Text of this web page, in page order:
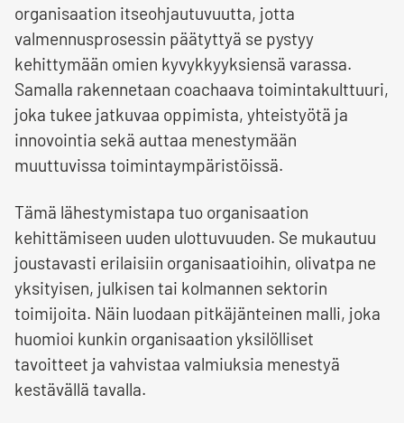
organisaation itseohjautuvuutta, jotta
valmennusprosessin päätyttyä se pystyy
kehittymään omien kyvykkyyksiensä varassa.
Samalla rakennetaan coachaava toimintakulttuuri,
joka tukee jatkuvaa oppimista, yhteistyötä ja
innovointia sekä auttaa menestymään
muuttuvissa toimintaympäristöissä.
Tämä lähestymistapa tuo organisaation
kehittämiseen uuden ulottuvuuden. Se mukautuu
joustavasti erilaisiin organisaatioihin, olivatpa ne
yksityisen, julkisen tai kolmannen sektorin
toimijoita. Näin luodaan pitkäjänteinen malli, joka
huomioi kunkin organisaation yksilölliset
tavoitteet ja vahvistaa valmiuksia menestyä
kestävällä tavalla.